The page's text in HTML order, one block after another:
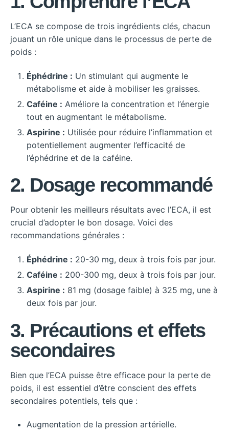
L’ECA se compose de trois ingrédients clés, chacun
jouant un rôle unique dans le processus de perte de
poids :
Éphédrine : Un stimulant qui augmente le
métabolisme et aide à mobiliser les graisses.
Caféine : Améliore la concentration et l’énergie
tout en augmentant le métabolisme.
Aspirine : Utilisée pour réduire l’inflammation et
potentiellement augmenter l’efficacité de
l’éphédrine et de la caféine.
2. Dosage recommandé
Pour obtenir les meilleurs résultats avec l’ECA, il est
crucial d’adopter le bon dosage. Voici des
recommandations générales :
Éphédrine : 20-30 mg, deux à trois fois par jour.
Caféine : 200-300 mg, deux à trois fois par jour.
Aspirine : 81 mg (dosage faible) à 325 mg, une à
deux fois par jour.
3. Précautions et effets
secondaires
Bien que l’ECA puisse être efficace pour la perte de
poids, il est essentiel d’être conscient des effets
secondaires potentiels, tels que :
Augmentation de la pression artérielle.